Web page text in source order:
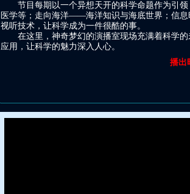
节目每期以一个异想天开的科学命题作为引领
医学等；走向海洋——海洋知识与海底世界；信
视听技术，让科学成为一件很酷的事。
在这里，神奇梦幻的演播室现场充满着科学的
应用，让科学的魅力深入人心。
播出